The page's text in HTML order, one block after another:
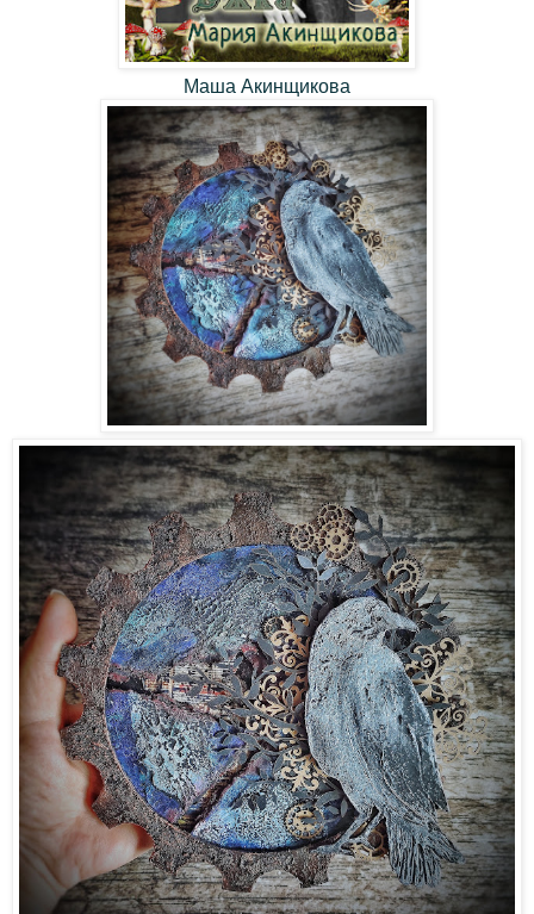
Маша Акинщикова